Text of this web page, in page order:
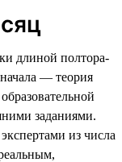
длиной полтора-
— теория
заданиями.
из числа